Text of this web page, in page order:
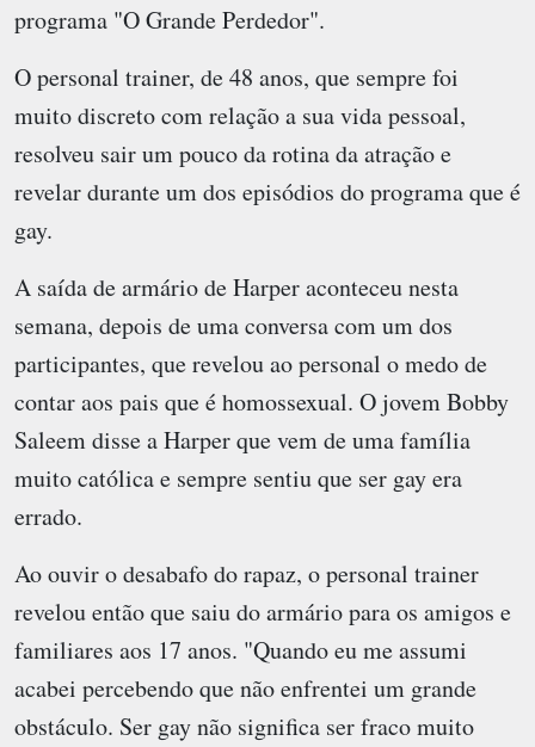
programa "O Grande Perdedor".
O personal trainer, de 48 anos, que sempre foi
muito discreto com relação a sua vida pessoal,
resolveu sair um pouco da rotina da atração e
revelar durante um dos episódios do programa que é
gay.
A saída de armário de Harper aconteceu nesta
semana, depois de uma conversa com um dos
participantes, que revelou ao personal o medo de
contar aos pais que é homossexual. O jovem Bobby
Saleem disse a Harper que vem de uma família
muito católica e sempre sentiu que ser gay era
errado.
Ao ouvir o desabafo do rapaz, o personal trainer
revelou então que saiu do armário para os amigos e
familiares aos 17 anos. "Quando eu me assumi
acabei percebendo que não enfrentei um grande
obstáculo. Ser gay não significa ser fraco muito